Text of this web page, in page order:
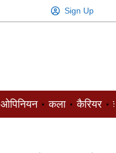
Sign Up
ओपिनियन कला कैरियर